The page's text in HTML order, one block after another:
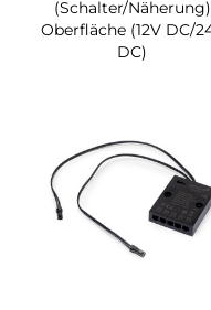
(Schalter/Näherung)
Oberfläche (12V DC/
DC)